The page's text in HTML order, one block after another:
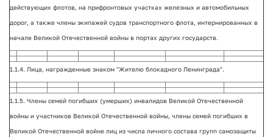
действующих флотов, на прифронтовых участках железных и автомобильных
дорог, а также члены экипажей судов транспортного флота, интернированных в
начале Великой Отечественной войны в портах других государств.
1.1.4. Лица, награжденные знаком "Жителю блокадного Ленинграда".
1.1.5. Члены семей погибших (умерших) инвалидов Великой Отечественной
войны и участников Великой Отечественной войны, члены семей погибших в
Великой Отечественной войне лиц из числа личного состава групп самозащиты